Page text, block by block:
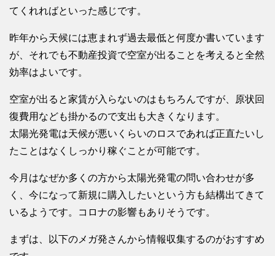
てくれればといった感じです。
昨年から天候には恵まれず過去最低と何度か書いています
が、それでも不動産投資で空室が出ることを考えると全然
効率はよいです。
空室が出ると家賃が入らないのはもちろんですが、原状回
復費用なども掛かるので支出も大きくなります。
太陽光発電は天候が悪いくらいのロスであれば正直たいし
たことはなくしっかり稼ぐことが可能です。
今月はなぜか多くの方から太陽光発電の問い合わせが多
く、今になって新規に購入したいという方も結構出てきて
いるようです。コロナの影響もありそうです。
まずは、以下のメガ発さんから情報収集するのがおすすめ